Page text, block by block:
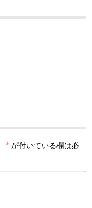
* が付いている欄は必